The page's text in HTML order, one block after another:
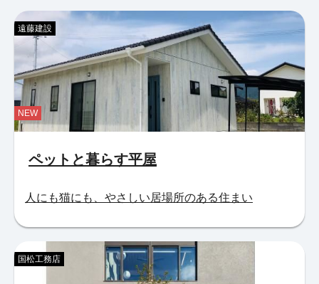
ペットと暮らす平屋
遠藤建設
人にも猫にも、やさしい居場所のある住まい
NEW
国松工務店